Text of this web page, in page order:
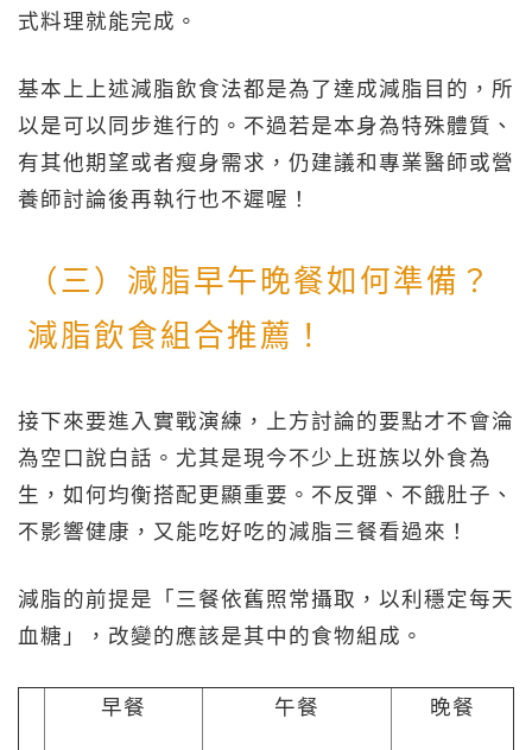
式料理就能完成。
基本上上述減脂飲食法都是為了達成減脂目的，所
以是可以同步進行的。不過若是本身為特殊體質、
有其他期望或者瘦身需求，仍建議和專業醫師或營
養師討論後再執行也不遲喔！
（三）減脂早午晚餐如何準備？
減脂飲食組合推薦！
接下來要進入實戰演練，上方討論的要點才不會淪
為空口說白話。尤其是現今不少上班族以外食為
生，如何均衡搭配更顯重要。不反彈、不餓肚子、
不影響健康，又能吃好吃的減脂三餐看過來！
減脂的前提是「三餐依舊照常攝取，以利穩定每天
血糖」，改變的應該是其中的食物組成。
早餐 午餐 晚餐